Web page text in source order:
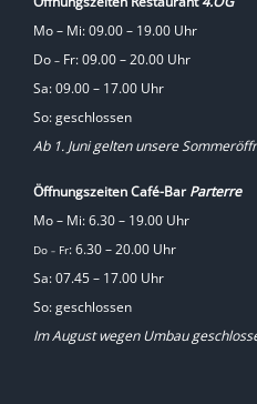
Mo – Mi: 09.00 – 19.00 Uhr
Do – Fr: 09.00 – 20.00 Uhr
Sa: 09.00 – 17.00 Uhr
So: geschlossen
Ab 1. Juni gelten unsere
Öffnungszeiten Café-BarParterre
Mo – Mi: 6.30 – 19.00 Uhr
Do – Fr: 6.30 – 20.00 Uhr
Sa: 07.45 – 17.00 Uhr
So: geschlossen
Im August wegen Umbau